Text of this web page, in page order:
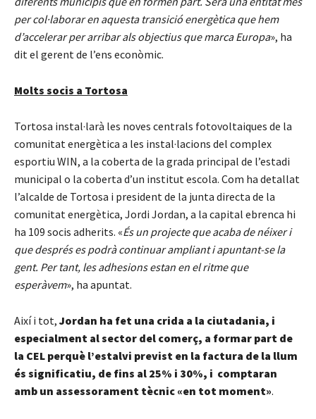
per col·laborar en aquesta transició energètica que hem
d’accelerar per arribar als objectius que marca Europa», ha
dit el gerent de l’ens econòmic.
Molts socis a Tortosa
Tortosa instal·larà les noves centrals fotovoltaiques de la
comunitat energètica a les instal·lacions del complex
esportiu WIN, a la coberta de la grada principal de l’estadi
municipal o la coberta d’un institut escola. Com ha detallat
l’alcalde de Tortosa i president de la junta directa de la
comunitat energètica, Jordi Jordan, a la capital ebrenca hi
ha 109 socis adherits. «És un projecte que acaba de néixer i
que després es podrà continuar ampliant i apuntant-se la
gent. Per tant, les adhesions estan en el ritme que
esperàvem», ha apuntat.
Així i tot, Jordan ha fet una crida a la ciutadania, i
especialment al sector del comerç, a formar part de
la CEL perquè l’estalvi previst en la factura de la llum
és significatiu, de fins al 25% i 30%, i comptaran
amb un assessorament tècnic «en tot moment».